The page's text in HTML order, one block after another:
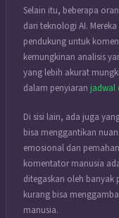
Selain itu, beberapa
dari teknologi AI.
pendukung untuk
kemungkinan analisis
yang lebih akurat
dalam penyiaran jadwal
Di sisi lain, ada juga
bisa menggantikan
emosional dan
komentator manusia
ditegaskan oleh banyak
kurang bisa
manusia.